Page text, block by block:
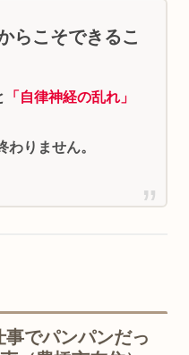
らこそできるこ
「自律神経の乱れ」
りません。
事でパンパンだっ